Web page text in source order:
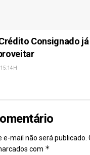
Consignado
e-mail não será publicado.
com *